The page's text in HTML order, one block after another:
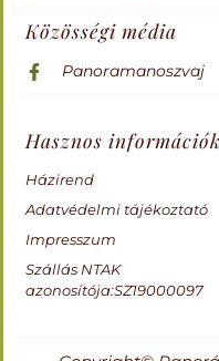
Közösségi média
Panoramanoszvaj
Hasznos
Házirend
Adatvédelmi tájékoztató
Impresszum
Szállás NTAK
azonosítója:SZ19000097